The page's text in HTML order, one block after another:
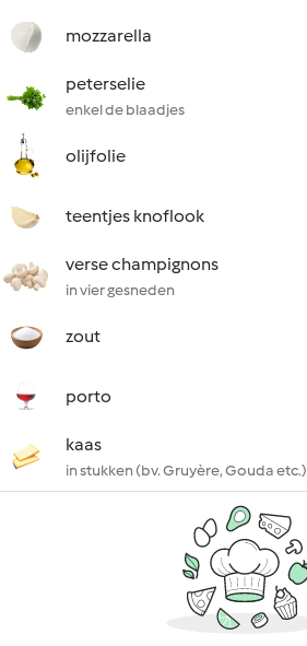
mozzarella
peterselie
enkel de blaadjes
olijfolie
teentjes knoflook
verse champignons
in vier gesneden
zout
porto
kaas
in stukken (bv. Gruyère, Gouda etc.)